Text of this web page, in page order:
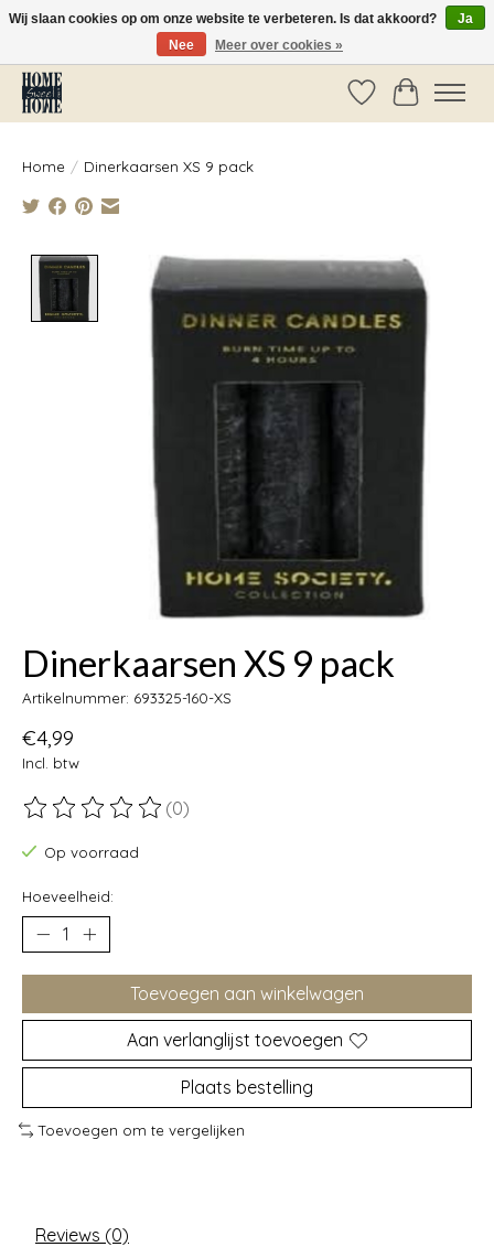
Vóór 14:00 besteld, dezelfde dag verzonden!
Verlanglijst
Home / Dinerkaarsen XS 9 pack
Product image slideshow Items
Dinerkaarsen XS 9 pack
Artikelnummer: 693325-160-XS
€4,99
Incl. btw
De beoordeling van dit product is
(0)
Op voorraad
Hoeveelheid:
Toevoegen aan winkelwagen
Aan verlanglijst toevoegen
Plaats bestelling
Toevoegen om te vergelijken
Reviews (0)
Wij slaan cookies op om onze website te verbeteren. Is dat akkoord?
Ja
Nee
Meer over cookies »